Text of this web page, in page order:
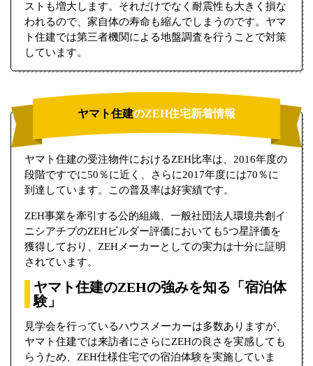
ストも増大します。それだけでなく耐震性も大きく損な
われるので、家自体の寿命も縮んでしまうのです。ヤマ
ト住建では第三者機関による地盤調査を行うことで対策
しています。
ヤマト住建のZEH住宅新着情報
ヤマト住建の受注物件におけるZEH比率は、2016年度の
段階ですでに50％に近く、さらに2017年度には70％に
到達しています。この普及率は好実績です。
ZEH事業を牽引する公的組織、一般社団法人環境共創イ
ニシアチブのZEHビルダー評価においても5つ星評価を
獲得しており、ZEHメーカーとしての実力は十分に証明
されています。
ヤマト住建のZEHの強みを知る「宿泊体
験」
見学会を行っているハウスメーカーは多数ありますが、
ヤマト住建では来訪者にさらにZEHの良さを実感しても
らうため、ZEH仕様住宅での宿泊体験を実施していま